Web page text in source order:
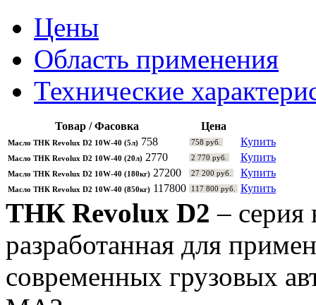
Цены
Область применения
Технические
Товар / Фасовка Цена
Масло ТНК Revolux D2 10W-40 (5л) 758 758 руб. Купить
Масло ТНК Revolux D2 10W-40 (20л) 2770 2 770 руб. Купить
Масло ТНК Revolux D2 10W-40 (180кг) 27200 27 200 руб. Купить
Масло ТНК Revolux D2 10W-40 (850кг) 117800 117 800 руб. Купить
ТНК Revolux D2 – серия
разработанная для
современных грузовых